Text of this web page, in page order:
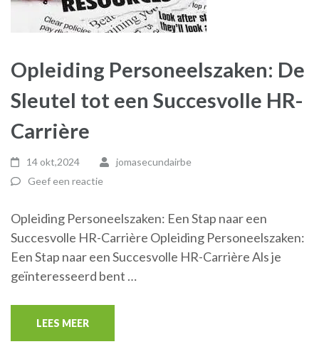
Opleiding Personeelszaken: De
Sleutel tot een Succesvolle HR-
Carrière
14 okt,2024
jomasecundairbe
Geef een reactie
Opleiding Personeelszaken: Een Stap naar een
Succesvolle HR-Carrière Opleiding Personeelszaken:
Een Stap naar een Succesvolle HR-Carrière Als je
geïnteresseerd bent …
LEES MEER